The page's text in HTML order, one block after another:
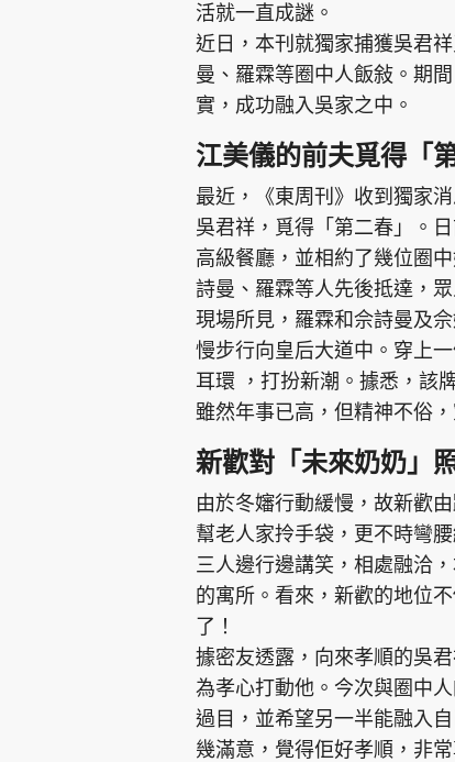
Oh!爸媽 JobMarket
關於我們 聯絡我們 隱私政策聲明
活就一直成謎。
近日，本刊就獨家捕獲吳君
曼、羅霖等圈中人飯敍。期
實，成功融入吳家之中。
江美儀的前夫覓得「第
最近，《東周刊》收到獨家
吳君祥，覓得「第二春」。
高級餐廳，並相約了幾位圈
詩曼、羅霖等人先後抵達，
現場所見，羅霖和佘詩曼及
慢步行向皇后大道中。穿上
耳環 ，打扮新潮。據悉，該
雖然年事已高，但精神不俗
新歡對「未來奶奶」
由於冬嬸行動緩慢，故新歡
幫老人家拎手袋，更不時彎
三人邊行邊講笑，相處融洽
的寓所。看來，新歡的地位
了！
據密友透露，向來孝順的吳
為孝心打動他。今次與圈中
過目，並希望另一半能融入
幾滿意，覺得佢好孝順，非